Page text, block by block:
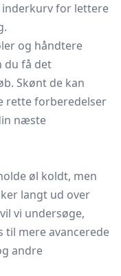
inderkurv for lettere
og håndtere
du få det
Skønt de kan
rette forberedelser
næste
øl koldt, men
langt ud over
vi undersøge,
til mere avancerede
andre